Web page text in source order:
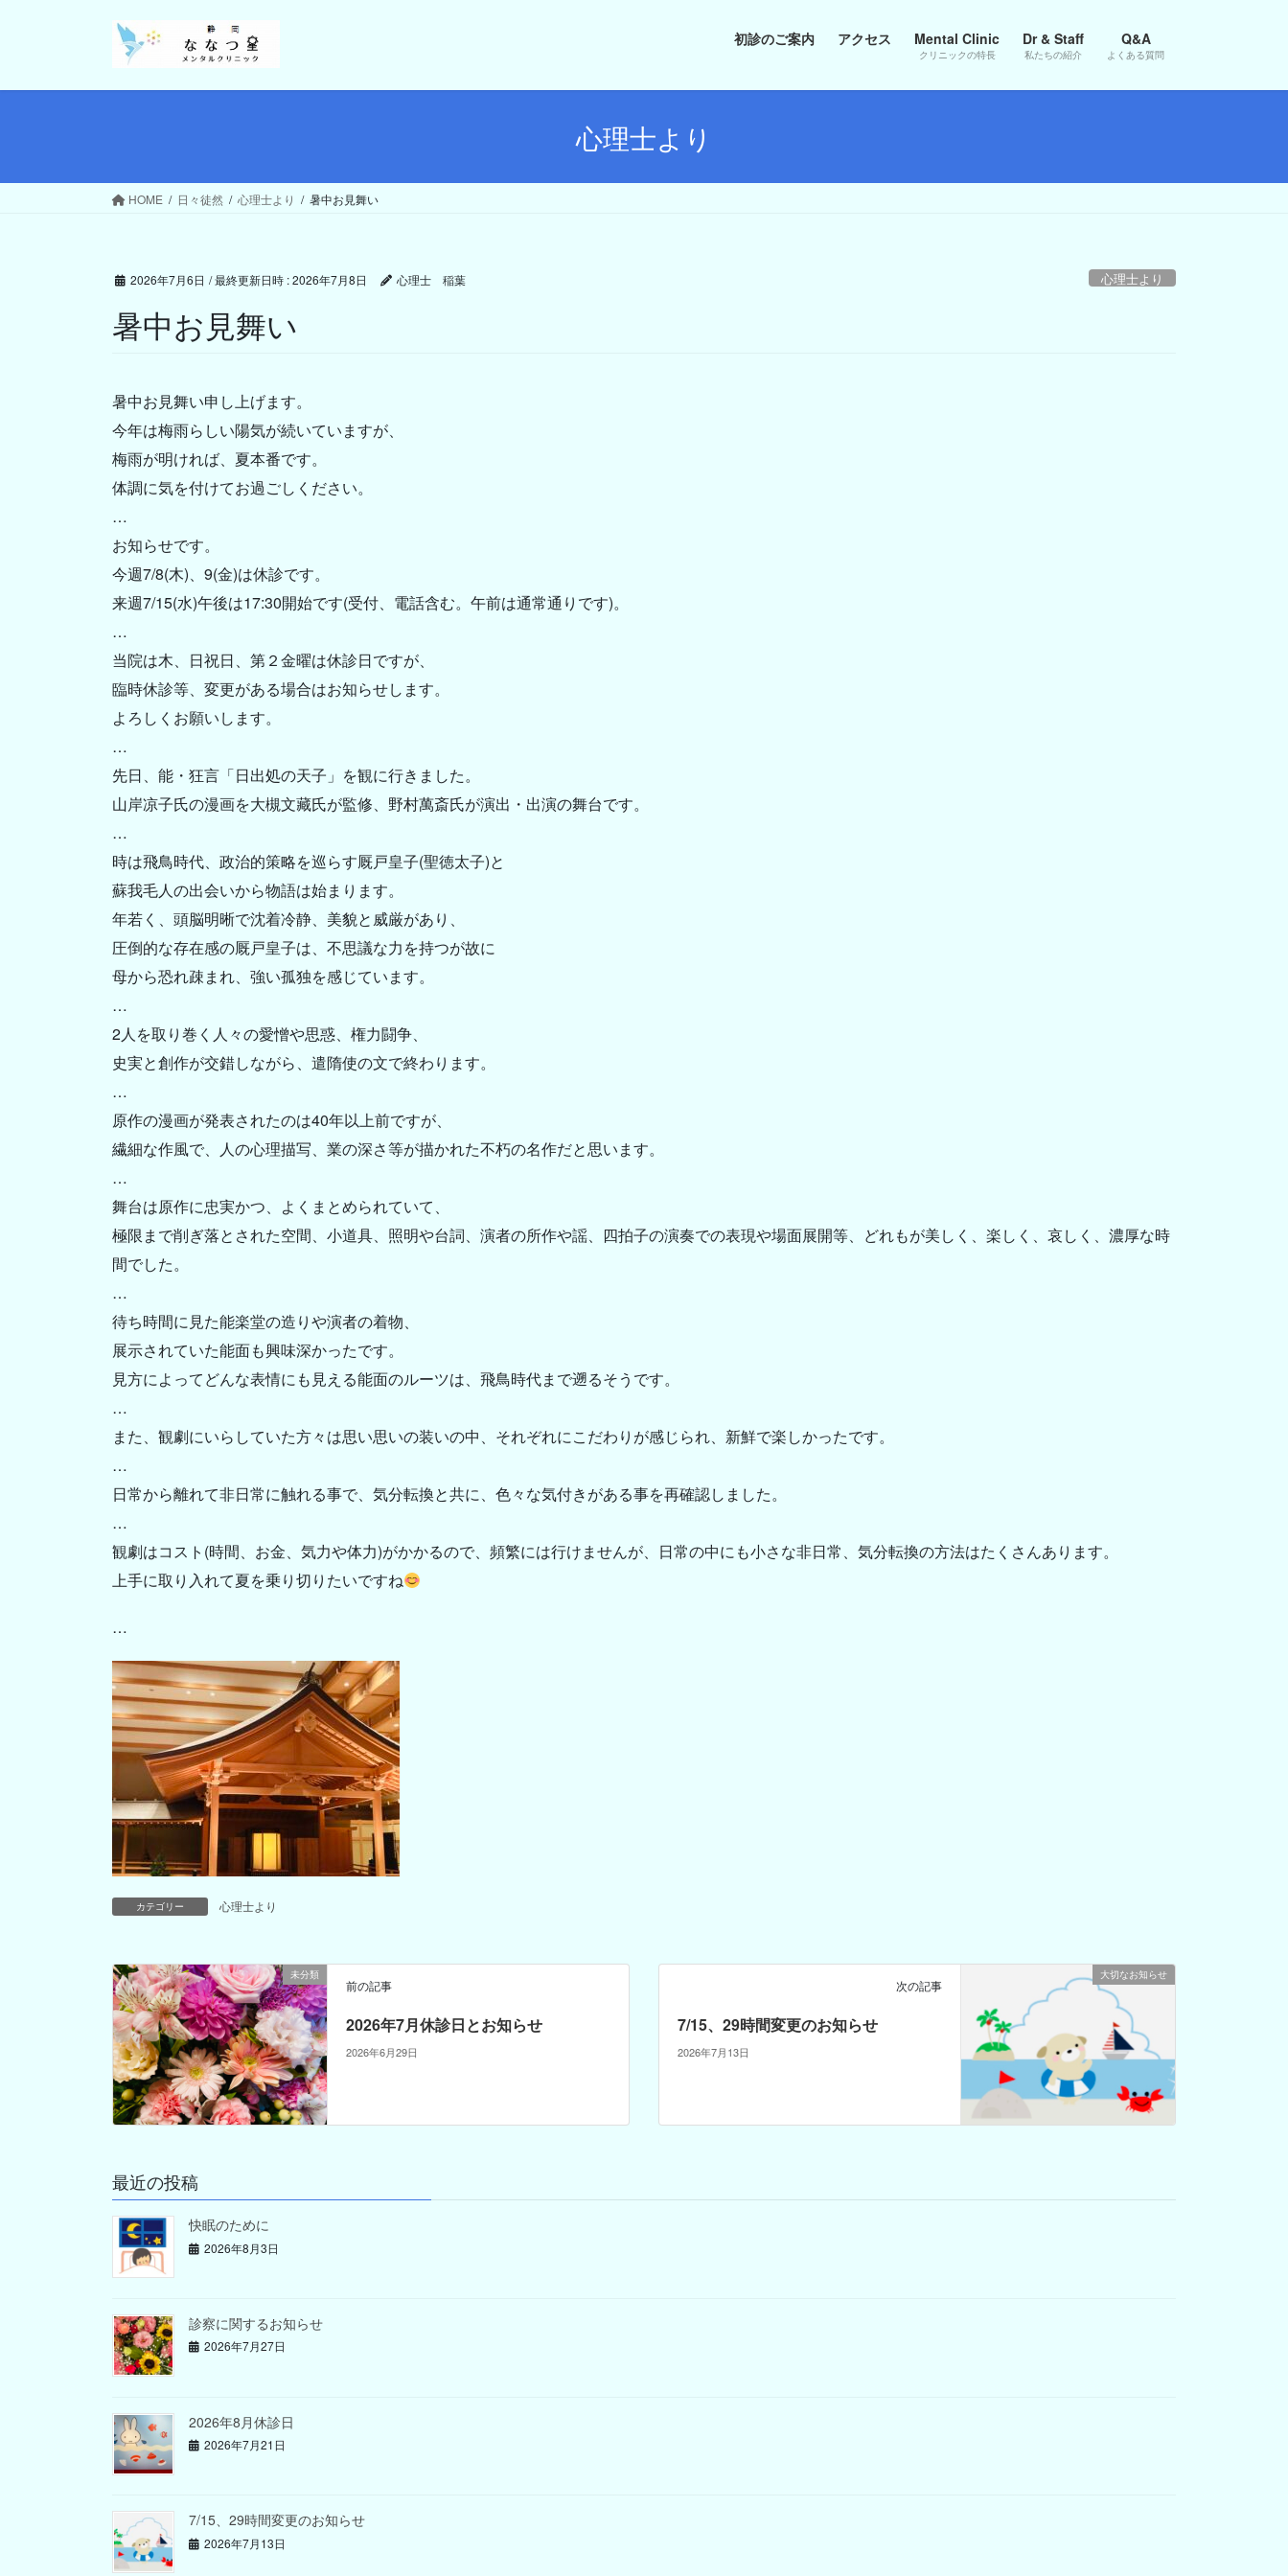
初診のご案内 アクセス Mental Clinic
クリニックの特長
Dr & Staff
私たちの紹介
Q&A
よくある質問
心理士より
HOME 日々徒然 心理士より 暑中お見舞い
2026年7月6日 / 最終更新日時 :2026年7月8日 心理士 稲葉 心理士より
暑中お見舞い
暑中お見舞い申し上げます。
今年は梅雨らしい陽気が続いていますが、
梅雨が明ければ、夏本番です。
体調に気を付けてお過ごしください。
…
お知らせです。
今週7/8(木)、9(金)は休診です。
来週7/15(水)午後は17:30開始です(受付、電話含む。午前は通常通りです)。
…
当院は木、日祝日、第２金曜は休診日ですが、
臨時休診等、変更がある場合はお知らせします。
よろしくお願いします。
…
先日、能・狂言「日出処の天子」を観に行きました。
山岸凉子氏の漫画を大槻文藏氏が監修、野村萬斎氏が演出・出演の舞台です。
…
時は飛鳥時代、政治的策略を巡らす厩戸皇子(聖徳太子)と
蘇我毛人の出会いから物語は始まります。
年若く、頭脳明晰で沈着冷静、美貌と威厳があり、
圧倒的な存在感の厩戸皇子は、不思議な力を持つが故に
母から恐れ疎まれ、強い孤独を感じています。
…
2人を取り巻く人々の愛憎や思惑、権力闘争、
史実と創作が交錯しながら、遣隋使の文で終わります。
…
原作の漫画が発表されたのは40年以上前ですが、
繊細な作風で、人の心理描写、業の深さ等が描かれた不朽の名作だと思います。
…
舞台は原作に忠実かつ、よくまとめられていて、
極限まで削ぎ落とされた空間、小道具、照明や台詞、演者の所作や謡、四拍子の演奏での表現や場面展開等、どれもが美しく、楽しく、哀しく、濃厚な時
間でした。
…
待ち時間に見た能楽堂の造りや演者の着物、
展示されていた能面も興味深かったです。
見方によってどんな表情にも見える能面のルーツは、飛鳥時代まで遡るそうです。
…
また、観劇にいらしていた方々は思い思いの装いの中、それぞれにこだわりが感じられ、新鮮で楽しかったです。
…
日常から離れて非日常に触れる事で、気分転換と共に、色々な気付きがある事を再確認しました。
…
観劇はコスト(時間、お金、気力や体力)がかかるので、頻繁には行けませんが、日常の中にも小さな非日常、気分転換の方法はたくさんあります。
上手に取り入れて夏を乗り切りたいですね
…
カテゴリー 心理士より
未分類
前の記事
2026年7月休診日とお知らせ
2026年6月29日
大切なお知らせ
次の記事
7/15、29時間変更のお知らせ
2026年7月13日
最近の投稿
快眠のために
2026年8月3日
診察に関するお知らせ
2026年7月27日
2026年8月休診日
2026年7月21日
7/15、29時間変更のお知らせ
2026年7月13日